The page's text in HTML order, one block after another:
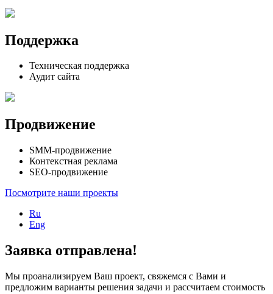
Поддержка
Техническая поддержка
Аудит сайта
Продвижение
SMM-продвижение
Контекстная реклама
SEO-продвижение
Посмотрите наши проекты
Ru
Eng
Заявка отправлена!
Мы проанализируем Ваш проект, свяжемся с Вами и
предложим варианты решения задачи и рассчитаем стоимость